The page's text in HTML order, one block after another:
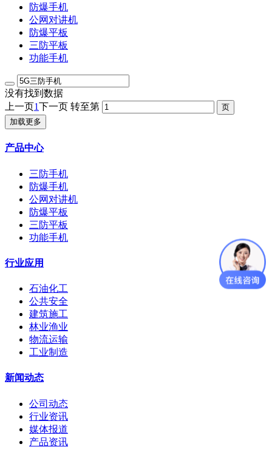
防爆手机
公网对讲机
防爆平板
三防平板
功能手机
没有找到数据
上一页1下一页 转至第
加载更多
产品中心
三防手机
防爆手机
公网对讲机
防爆平板
三防平板
功能手机
行业应用
石油化工
公共安全
建筑施工
林业渔业
物流运输
工业制造
新闻动态
公司动态
行业资讯
媒体报道
产品资讯